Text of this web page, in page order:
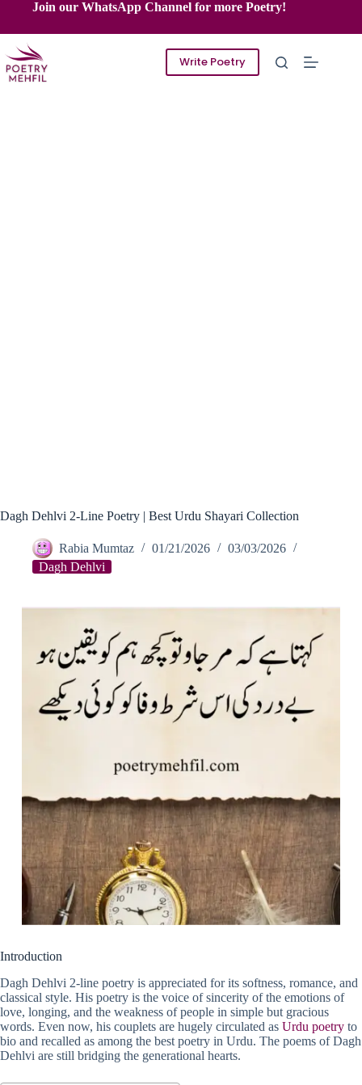
content
Join our WhatsApp Channel for more Poetry!
Write Poetry
Dagh Dehlvi 2-Line Poetry | Best Urdu Shayari Collection
Rabia Mumtaz 01/21/2026
03/03/2026
Dagh Dehlvi
Introduction
Dagh Dehlvi 2-line poetry is appreciated for its softness, romance, and
classical style. His poetry is the voice of sincerity of the emotions of
love, longing, and the weakness of people in simple but gracious
words. Even now, his couplets are hugely circulated as Urdu poetry to
bio and recalled as among the best poetry in Urdu. The poems of Dagh
Dehlvi are still bridging the generational hearts.